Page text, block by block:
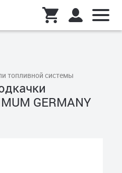
топливной системы
GERMANY